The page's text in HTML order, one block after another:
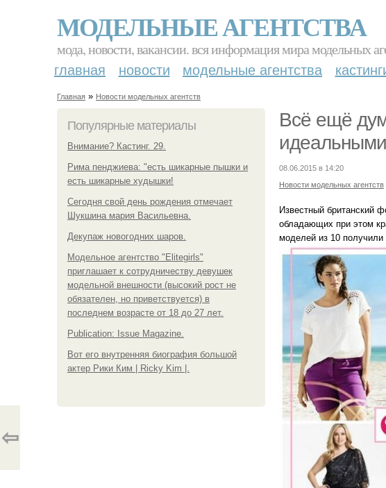
МОДЕЛЬНЫЕ АГЕНТСТВА
мода, новости, вакансии. вся информация мира модельных
главная новости модельные агентства
Главная » Новости модельных агентств
Популярные материалы
Внимание? Кастинг. 29.
Рима пенджиева: "есть шикарные пышки и
есть шикарные худышки!
Сегодня свой день рождения отмечает
Шукшина мария Васильевна.
Декупаж новогодних шаров.
Модельное агентство "Elitegirls"
приглашает к сотрудничеству девушек
модельной внешности (высокий рост не
обязателен, но приветствуется) в
последнем возрасте от 18 до 27 лет.
Publication: Issue Magazine.
Вот его внутренняя биография большой
актер Рики Ким | Ricky Kim |.
Всё ещё
08.06.2015 в 14:20
Новости модельных агентств
Известный британский
обладающих при этом
моделей из 10 получили
⇦